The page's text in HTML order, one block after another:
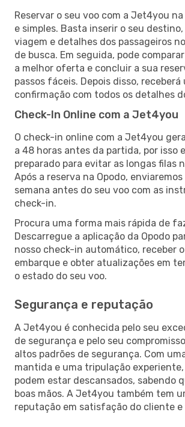
Reservar o seu voo com a Jet4you
e simples. Basta inserir o seu
viagem e detalhes dos passageiros
de busca. Em seguida, pode
a melhor oferta e concluir a sua
passos fáceis. Depois disso,
confirmação com todos os detalhes
Check-In Online com a Jet4you
O check-in online com a Jet4you
a 48 horas antes da partida, por isso
preparado para evitar as longas filas
Após a reserva na Opodo,
semana antes do seu voo com as
check-in.
Procura uma forma mais rápida de
Descarregue a aplicação da Opodo
nosso check-in automático, receber
embarque e obter atualizações em
o estado do seu voo.
Segurança e reputação
A Jet4you é conhecida pelo seu
de segurança e pelo seu
altos padrões de segurança. Com
mantida e uma tripulação experiente,
podem estar descansados, sabendo
boas mãos. A Jet4you também tem
reputação em satisfação do cliente e